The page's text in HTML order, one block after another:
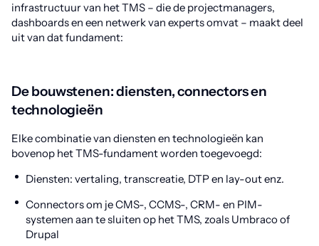
infrastructuur van het TMS – die de projectmanagers,
dashboards en een netwerk van experts omvat – maakt deel
uit van dat fundament:
De bouwstenen: diensten, connectors en
technologieën
Elke combinatie van diensten en technologieën kan
bovenop het TMS-fundament worden toegevoegd:
Diensten: vertaling, transcreatie, DTP en lay-out enz.
Connectors om je CMS-, CCMS-, CRM- en PIM-
systemen aan te sluiten op het TMS, zoals Umbraco of
Drupal